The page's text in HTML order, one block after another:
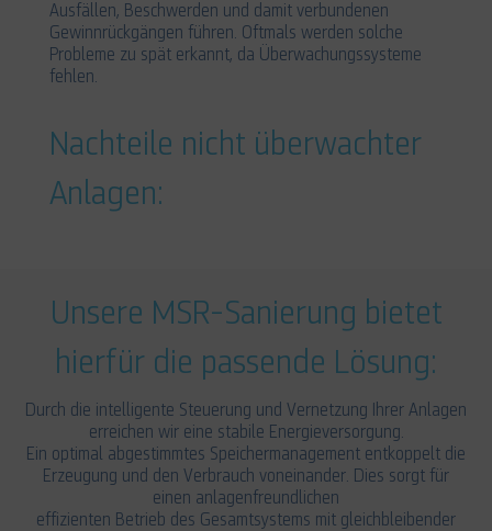
Ausfällen, Beschwerden und damit verbundenen
Gewinnrückgängen führen. Oftmals werden solche
Probleme zu spät erkannt, da Überwachungssysteme
fehlen.
Nachteile nicht überwachter
Anlagen:
Unsere MSR-Sanierung bietet
hierfür die passende Lösung:
Durch die intelligente Steuerung und Vernetzung Ihrer Anlagen
erreichen wir eine stabile Energieversorgung.
Ein optimal abgestimmtes Speichermanagement entkoppelt die
Erzeugung und den Verbrauch voneinander. Dies sorgt für
einen anlagenfreundlichen
effizienten Betrieb des Gesamtsystems mit gleichbleibender